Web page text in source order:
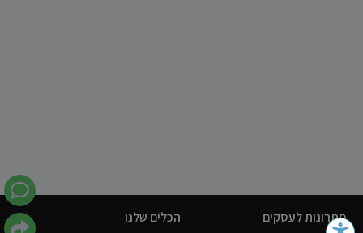
פתרונות לעסקים
הכלים שלנו